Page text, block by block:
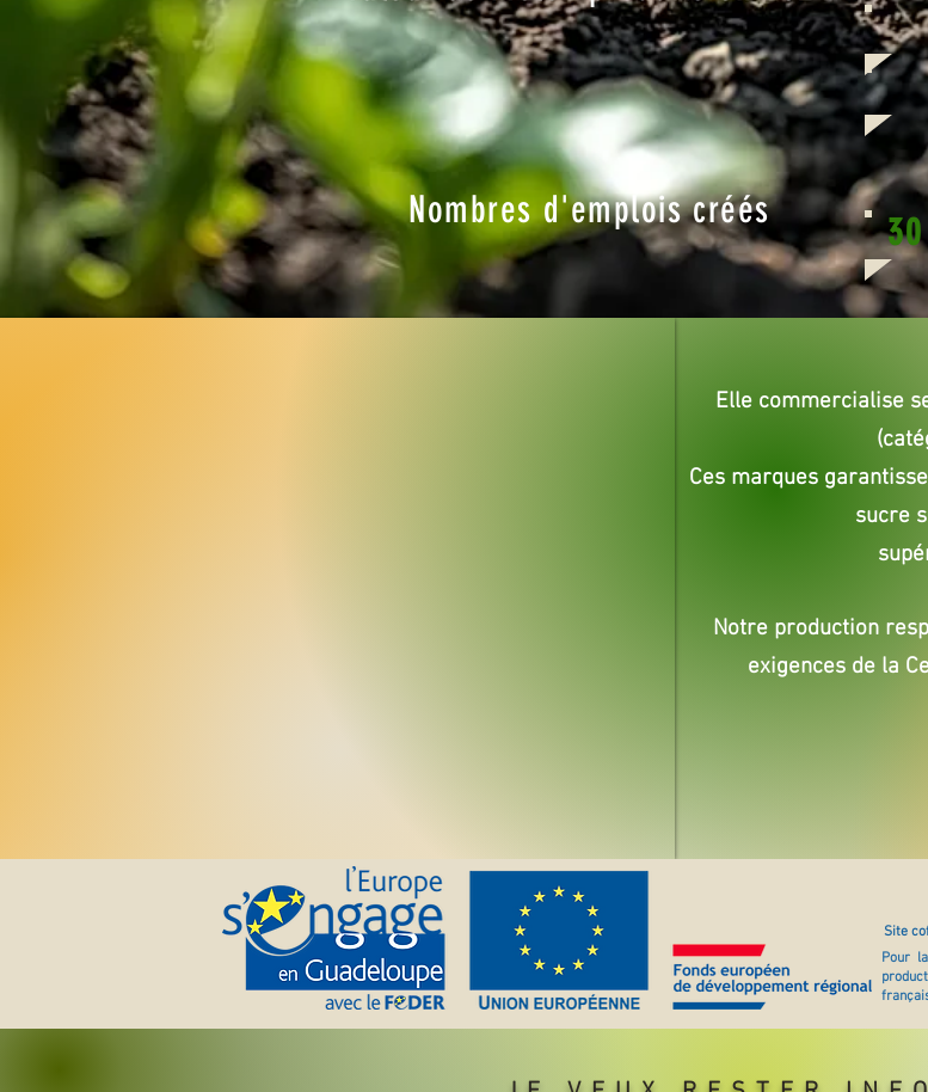
Nombres d'emplois créés
Elle commercialise
Ces marques
sucre
Notre production
exigences de la
Site
Pour